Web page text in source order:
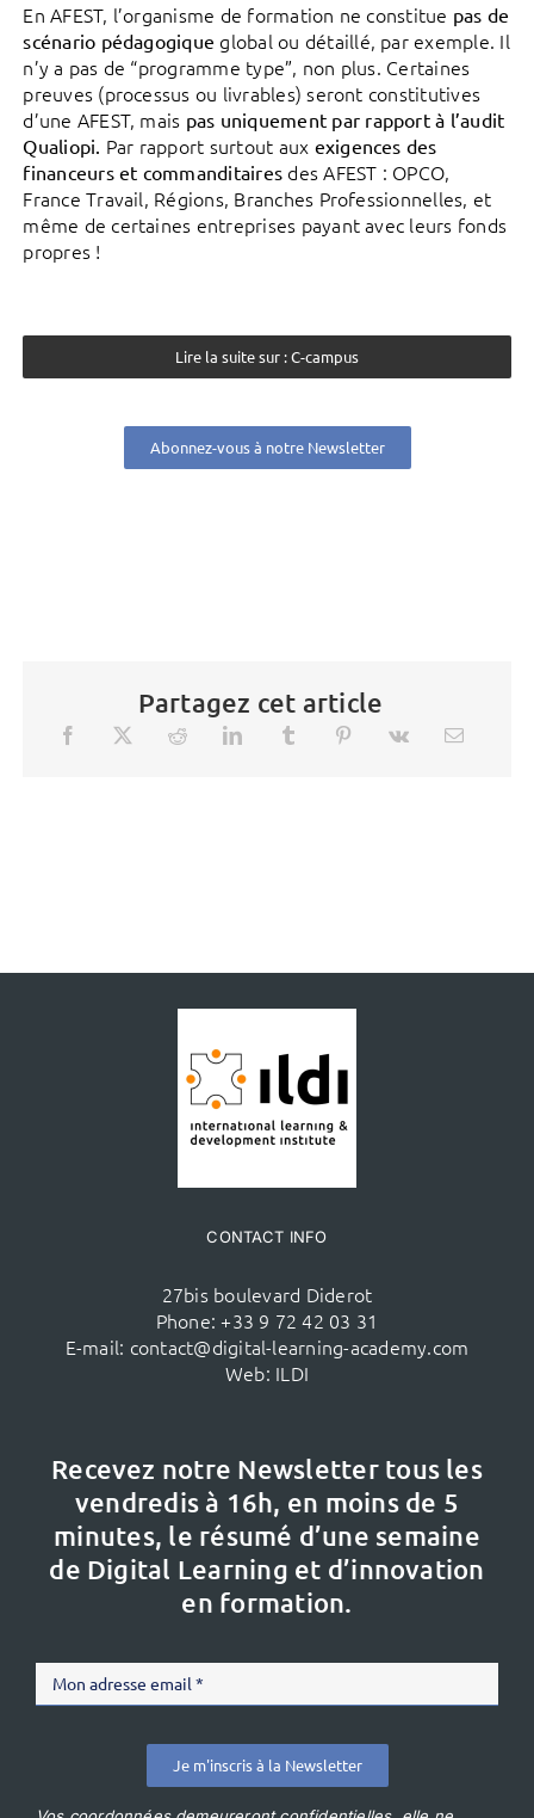
En AFEST, l’organisme de formation ne constitue pas de
scénario pédagogique global ou détaillé, par exemple. Il
n’y a pas de “programme type”, non plus. Certaines
preuves (processus ou livrables) seront constitutives
d’une AFEST, mais pas uniquement par rapport à l’audit
Qualiopi. Par rapport surtout aux exigences des
financeurs et commanditaires des AFEST : OPCO,
France Travail, Régions, Branches Professionnelles, et
même de certaines entreprises payant avec leurs fonds
propres !
Lire la suite sur : C-campus
Abonnez-vous à notre Newsletter
Partagez cet article
CONTACT INFO
27bis boulevard Diderot
Phone: +33 9 72 42 03 31
E-mail: contact@digital-learning-academy.com
Web: ILDI
Recevez notre Newsletter tous les
vendredis à 16h, en moins de 5
minutes, le résumé d’une semaine
de Digital Learning et d’innovation
en formation.
Je m'inscris à la Newsletter